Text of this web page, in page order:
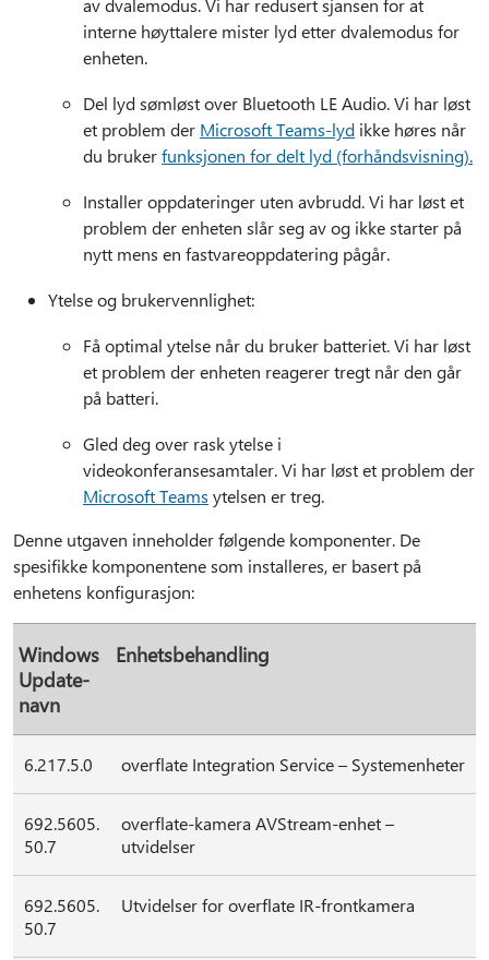
av dvalemodus. Vi har redusert sjansen for at
interne høyttalere mister lyd etter dvalemodus for
enheten.
Del lyd sømløst over Bluetooth LE Audio. Vi har løst
et problem der Microsoft Teams-lyd ikke høres når
du brukerfunksjonen for delt lyd (forhåndsvisning).
Installer oppdateringer uten avbrudd. Vi har løst et
problem der enheten slår seg av og ikke starter på
nytt mens en fastvareoppdatering pågår.
Ytelse og brukervennlighet:
Få optimal ytelse når du bruker batteriet. Vi har løst
et problem der enheten reagerer tregt når den går
på batteri.
Gled deg over rask ytelse i
videokonferansesamtaler. Vi har løst et problem der
Microsoft Teams ytelsen er treg.
Denne utgaven inneholder følgende komponenter. De
spesifikke komponentene som installeres, er basert på
enhetens konfigurasjon:
Windows
Update-
navn
Enhetsbehandling
6.217.5.0 overflate Integration Service – Systemenheter
692.5605.
50.7
overflate-kamera AVStream-enhet –
utvidelser
692.5605.
50.7
Utvidelser for overflate IR-frontkamera